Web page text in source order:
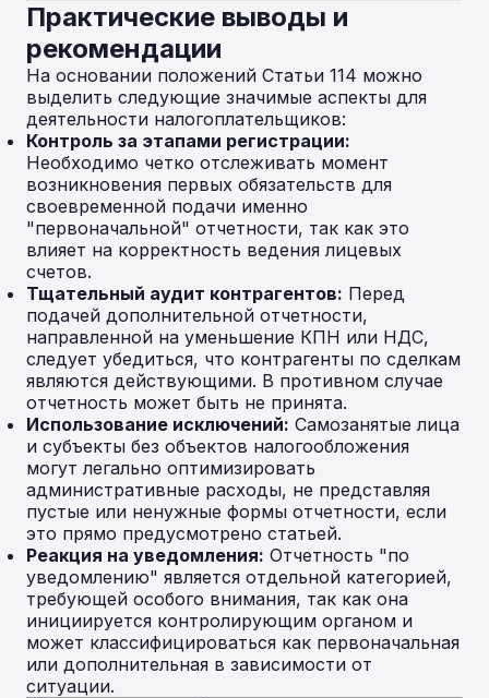
Практические выводы и
рекомендации
На основании положений Статьи 114 можно
выделить следующие значимые аспекты для
деятельности налогоплательщиков:
Контроль за этапами регистрации:
Необходимо четко отслеживать момент
возникновения первых обязательств для
своевременной подачи именно
"первоначальной" отчетности, так как это
влияет на корректность ведения лицевых
счетов.
Тщательный аудит контрагентов: Перед
подачей дополнительной отчетности,
направленной на уменьшение КПН или НДС,
следует убедиться, что контрагенты по сделкам
являются действующими. В противном случае
отчетность может быть не принята.
Использование исключений: Самозанятые лица
и субъекты без объектов налогообложения
могут легально оптимизировать
административные расходы, не представляя
пустые или ненужные формы отчетности, если
это прямо предусмотрено статьей.
Реакция на уведомления: Отчетность "по
уведомлению" является отдельной категорией,
требующей особого внимания, так как она
инициируется контролирующим органом и
может классифицироваться как первоначальная
или дополнительная в зависимости от
ситуации.